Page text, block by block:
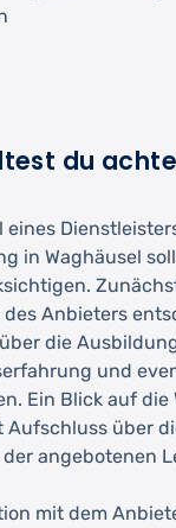
du
eines
in Waghäusel
Anbieters
die
und
Ein Blick auf die
Aufschluss über
angebotenen
mit dem